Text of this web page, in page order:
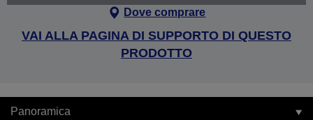
Dove comprare
VAI ALLA PAGINA DI SUPPORTO DI QUESTO
PRODOTTO
Panoramica